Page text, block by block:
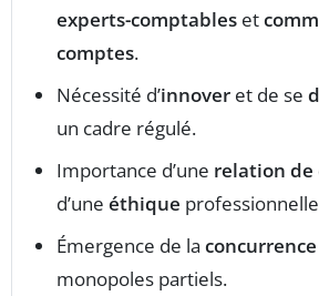
experts-comptables et
comptes.
Nécessité d’innover et de se
un cadre régulé.
Importance d’une relation de
d’une éthique
Émergence de la concurrence
monopoles partiels.